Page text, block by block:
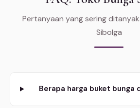
Pertanyaan yang sering
Sibolga
Berapa harga buket bunga